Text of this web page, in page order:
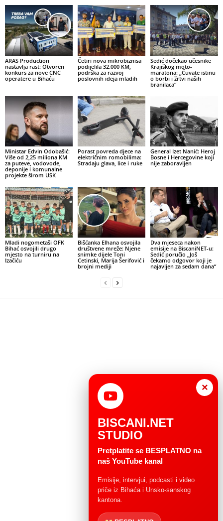
ARAS Production
nastavlja rast: Otvoren
konkurs za nove CNC
operatere u Bihaću
Četiri nova mikrobiznisa
podijelila 32.000 KM,
podrška za razvoj
poslovnih ideja mladih
Sedić dočekao učesnike
Krajiškog moto-
maratona: „Čuvate istinu
o borbi i žrtvi naših
branilaca“
Ministar Edvin Odobašić:
Više od 2,25 miliona KM
za puteve, vodovode,
deponije i komunalne
projekte širom USK
Porast povreda djece na
električnim romobilima:
Stradaju glava, lice i ruke
General Izet Nanić: Heroj
Bosne i Hercegovine koji
nije zaboravljen
Mladi nogometaši OFK
Bihać osvojili drugo
mjesto na turniru na
Izačiću
Bišćanka Elhana osvojila
društvene mreže: Njene
snimke dijele Toni
Cetinski, Marija Šerifović i
brojni mediji
Dva mjeseca nakon
emisije na BiscaniNET-u:
Sedić poručio „Još
čekamo odgovor koji je
najavljen za sedam dana“
×
BISCANI.NET
STUDIO
Pretplatite se BESPLATNO na
naš YouTube kanal
Emisije, intervjui, podcasti i video
priče iz Bihaća i Unsko-sanskog
kantona.